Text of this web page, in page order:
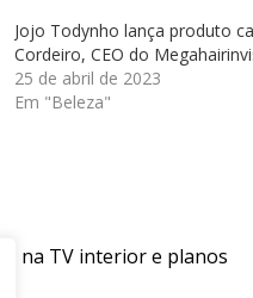
Jojo Todynho lança produto
Cordeiro, CEO do
25 de abril de 2023
Em "Beleza"
na TV interior e planos